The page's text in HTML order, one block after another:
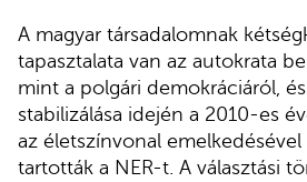
A magyar társadalomnak
tapasztalata van az autokrata
mint a polgári demokráciáról,
stabilizálása idején a 2010-es
az életszínvonal
tartották a NER-t. A választási